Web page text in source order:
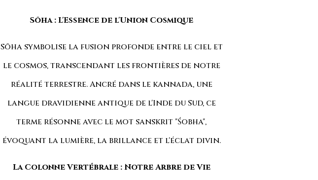
Sōha : L'Essence de l'Union Cosmique
Sōha symbolise la fusion profonde entre le ciel et
le cosmos, transcendant les frontières de notre
réalité terrestre. Ancré dans le kannada, une
langue dravidienne antique de l'Inde du Sud, ce
terme résonne avec le mot sanskrit "Śobha",
évoquant la lumière, la brillance et l'éclat divin.
La Colonne Vertébrale : Notre Arbre de Vie